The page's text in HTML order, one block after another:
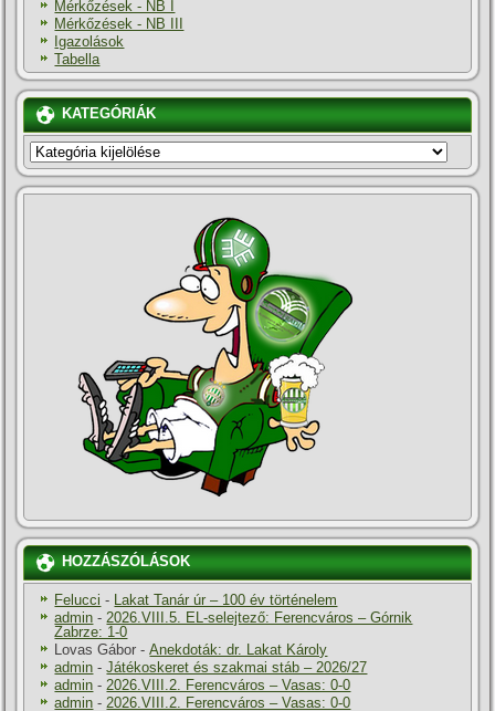
Mérkőzések - NB I
Mérkőzések - NB III
Igazolások
Tabella
KATEGÓRIÁK
KATEGÓRIÁK
HOZZÁSZÓLÁSOK
Felucci - Lakat Tanár úr – 100 év történelem
admin - 2026.VIII.5. EL-selejtező: Ferencváros – Górnik
Zabrze: 1-0
Lovas Gábor -Anekdoták: dr. Lakat Károly
admin -Játékoskeret és szakmai stáb – 2026/27
admin - 2026.VIII.2. Ferencváros – Vasas: 0-0
admin - 2026.VIII.2. Ferencváros – Vasas: 0-0